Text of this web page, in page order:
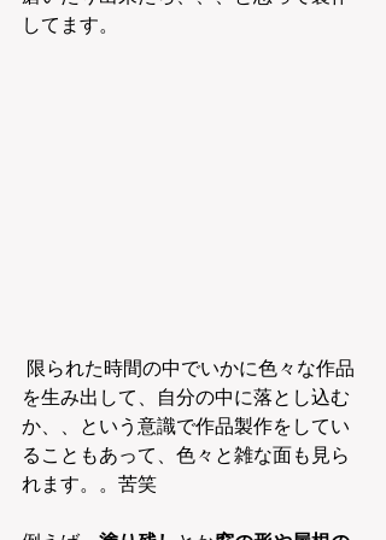
してます。
を生み出して、自分の中に落とし込む
か、、という意識で作品製作をしてい
ることもあって、色々と雑な面も見ら
れます。。苦笑